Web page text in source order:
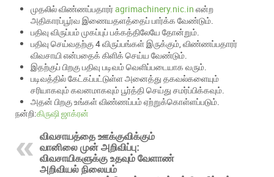
முதலில் விண்ணப்பதாரர்agrimachinery.nic.in என்ற
அதிகாரப்பூர்வ இணையதளத்தைப் பார்க்க வேண்டும்.
பதிவு விருப்பம் முகப்புப் பக்கத்திலேயே தோன்றும்.
பதிவு செய்வதற்கு 4 விருப்பங்கள் இருக்கும், விண்ணப்பதாரர்
விவசாயி என்பதைக் கிளிக் செய்ய வேண்டும்.
இதற்குப் பிறகு பதிவு படிவம் வெளிப்படையாக வரும்.
படிவத்தில் கேட்கப்பட்டுள்ள அனைத்து தகவல்களையும்
சரியாகவும் கவனமாகவும் பூர்த்தி செய்து சமர்ப்பிக்கவும்.
அதன் பிறகு உங்கள் விண்ணப்பம் ஏற்றுக்கொள்ளப்படும்.
நன்றி:கிருஷி ஜாக்ரன்
விவசாயத்தை ஊக்குவிக்கும்
வானிலை முன் அறிவிப்பு:
விவசாயிகளுக்கு உதவும் வேளாண்
அறிவியல் நிலையம்